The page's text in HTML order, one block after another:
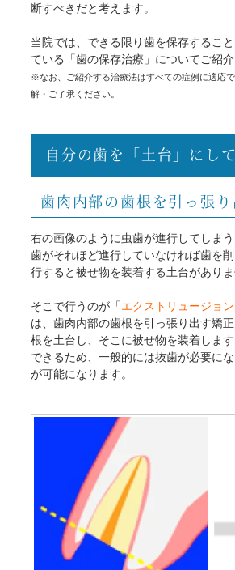
断すべきだと考えます。
当院では、できる限り歯を保存するこ
ている「歯の保存治療」についてご紹介
※なお、ご紹介する治療法はすべての症例に適応
解・ご了承ください。
自分の歯を「土台」にし
歯肉内部の歯根を引っ張
右の画像のように虫歯が進行してしま
歯がそれほど進行していなければ歯を
行すると被せ物を装着する土台がありま
そこで行うのが「エクストリュージョ
は、歯肉内部の歯根を引っ張り出す矯
根を土台し、そこに被せ物を装着しま
できるため、一般的には抜歯が必要に
が可能になります。